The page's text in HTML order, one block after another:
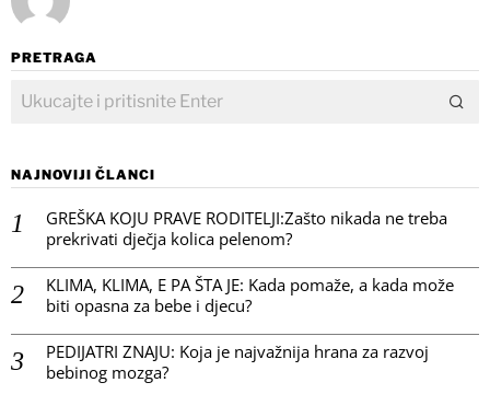
PRETRAGA
NAJNOVIJI ČLANCI
GREŠKA KOJU PRAVE RODITELJI:Zašto nikada ne treba
prekrivati dječja kolica pelenom?
KLIMA, KLIMA, E PA ŠTA JE: Kada pomaže, a kada može
biti opasna za bebe i djecu?
PEDIJATRI ZNAJU: Koja je najvažnija hrana za razvoj
bebinog mozga?